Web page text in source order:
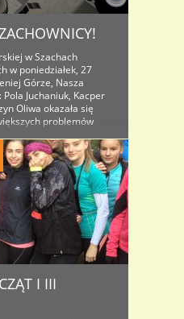
w Szachach
w poniedziałek, 27
Górze, Nasza
Juchaniuk, Kacper
Oliwa okazała się
problemów
Do zawodów przystąpiło
jeleniogórskiej. Nasi ..
I III